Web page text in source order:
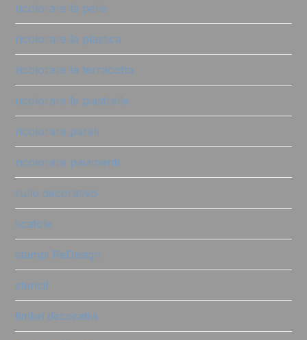
ricolorare la pelle
ricolorare la plastica
ricolorare la terracotta
ricolorare le piastrelle
ricolorare pareti
ricolorare pavimenti
rullo decorativo
scatole
stampi ReDesign
stencil
timbri decorativi